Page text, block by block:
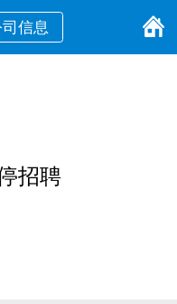
信息
招聘